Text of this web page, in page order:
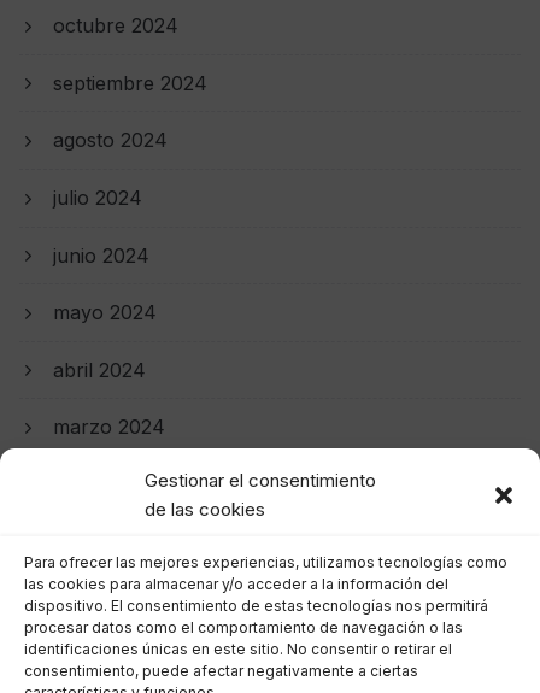
Gestionar el consentimiento
de las cookies
Para ofrecer las mejores experiencias, utilizamos tecnologías como
las cookies para almacenar y/o acceder a la información del
dispositivo. El consentimiento de estas tecnologías nos permitirá
procesar datos como el comportamiento de navegación o las
identificaciones únicas en este sitio. No consentir o retirar el
consentimiento, puede afectar negativamente a ciertas
octubre 2024
septiembre 2024
agosto 2024
julio 2024
junio 2024
mayo 2024
abril 2024
marzo 2024
febrero 2024
diciembre 2023
noviembre 2023